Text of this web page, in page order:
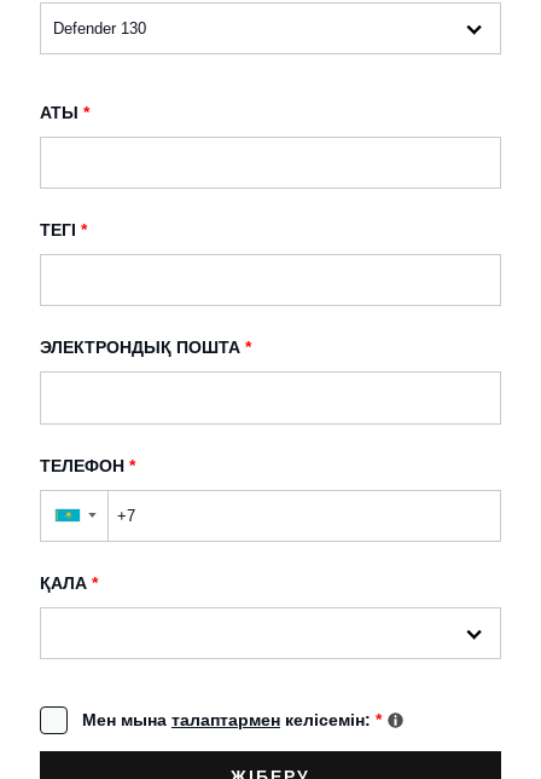
АТЫ *
ТЕГІ *
ЭЛЕКТРОНДЫҚ ПОШТА *
ТЕЛЕФОН *
▼
ҚАЛА *
Мен мына талаптармен келісемін: *